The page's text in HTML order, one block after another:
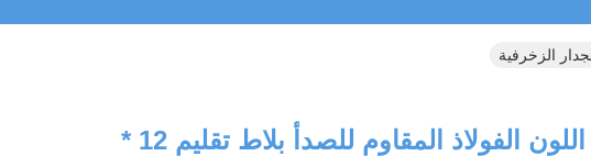
شعري اللون الفولاذ المقاوم للصدأ بلاط تقليم 12 *